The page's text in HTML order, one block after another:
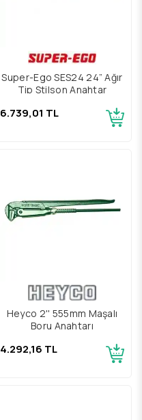
Super-Ego SES24 24” Ağır
Tip Stilson Anahtar
6.739,01 TL
Heyco 2'' 555mm Maşalı
Boru Anahtarı
4.292,16 TL